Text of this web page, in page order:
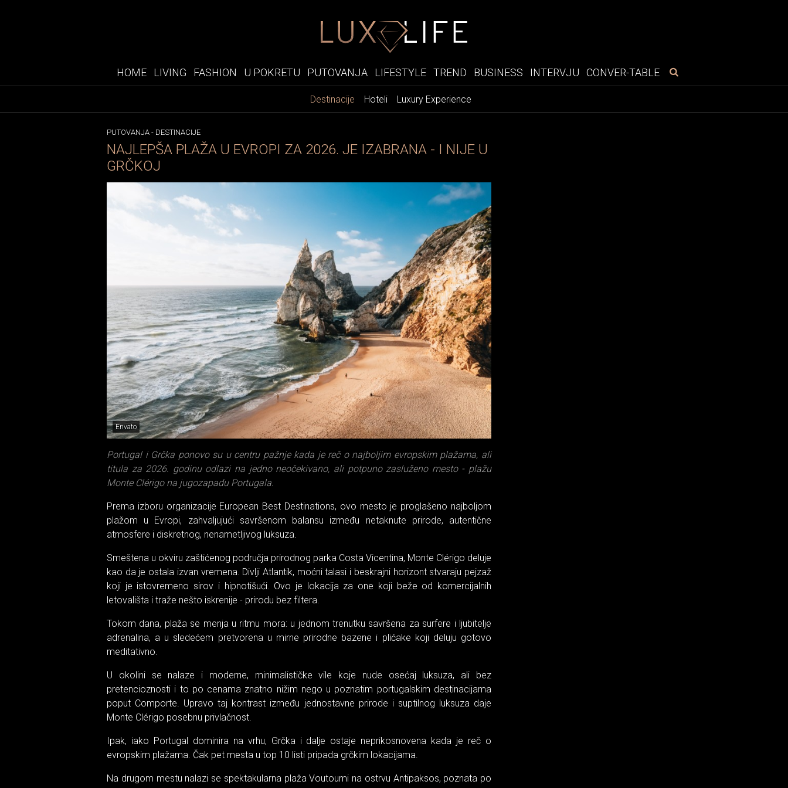
HOME LIVING FASHION U POKRETU PUTOVANJA LIFESTYLE TREND BUSINESS INTERVJU CONVER-TABLE
Destinacije Hoteli Luxury Experience
PUTOVANJA - DESTINACIJE
NAJLEPŠA PLAŽA U EVROPI ZA 2026. JE IZABRANA - I NIJE U
GRČKOJ
Envato
Portugal i Grčka ponovo su u centru pažnje kada je reč o najboljim evropskim plažama, ali
titula za 2026. godinu odlazi na jedno neočekivano, ali potpuno zasluženo mesto - plažu
Monte Clérigo na jugozapadu Portugala.
Prema izboru organizacije European Best Destinations, ovo mesto je proglašeno najboljom
plažom u Evropi, zahvaljujući savršenom balansu između netaknute prirode, autentične
atmosfere i diskretnog, nenametljivog luksuza.
Smeštena u okviru zaštićenog područja prirodnog parka Costa Vicentina, Monte Clérigo deluje
kao da je ostala izvan vremena. Divlji Atlantik, moćni talasi i beskrajni horizont stvaraju pejzaž
koji je istovremeno sirov i hipnotišući. Ovo je lokacija za one koji beže od komercijalnih
letovališta i traže nešto iskrenije - prirodu bez filtera.
Tokom dana, plaža se menja u ritmu mora: u jednom trenutku savršena za surfere i ljubitelje
adrenalina, a u sledećem pretvorena u mirne prirodne bazene i plićake koji deluju gotovo
meditativno.
U okolini se nalaze i moderne, minimalističke vile koje nude osećaj luksuza, ali bez
pretencioznosti i to po cenama znatno nižim nego u poznatim portugalskim destinacijama
poput Comporte. Upravo taj kontrast između jednostavne prirode i suptilnog luksuza daje
Monte Clérigo posebnu privlačnost.
Ipak, iako Portugal dominira na vrhu, Grčka i dalje ostaje neprikosnovena kada je reč o
evropskim plažama. Čak pet mesta u top 10 listi pripada grčkim lokacijama.
Na drugom mestu nalazi se spektakularna plaža Voutoumi na ostrvu Antipaksos, poznata po